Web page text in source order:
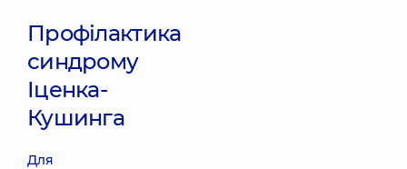
Профілактика
синдрому
Іценка-
Кушинга
Для